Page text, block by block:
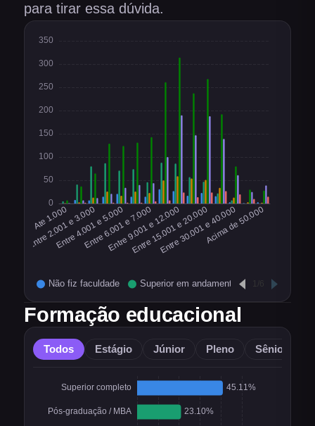
para tirar essa dúvida.
Formação educacional
Todos Estágio Júnior Pleno Sênior